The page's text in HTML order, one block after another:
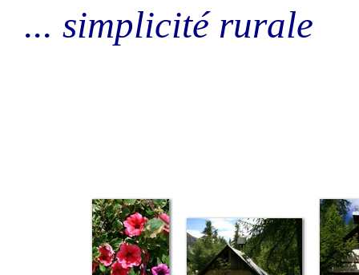
... simplicité rurale